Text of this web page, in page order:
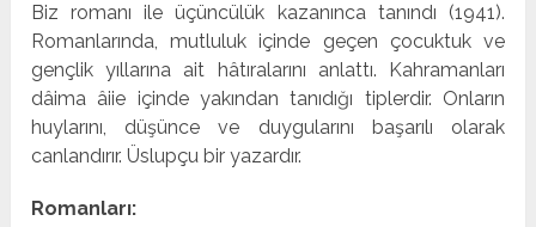
Biz ro­manı ile üçüncülük kazanınca tanındı (1941).
Romanların­da, mutluluk içinde geçen çocuktuk ve
gençlik yıllarına ait hâtıralarını anlattı. Kahramanları
dâima âiie içinde yakın­dan tanıdığı tiplerdir. Onların
huylarını, düşünce ve duygu­larını başarılı olarak
canlandırır. Üslupçu bir yazardır.
Romanları: